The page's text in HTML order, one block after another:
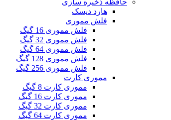
حافظه ذخیره سازی
هارد دیسک
فلش مموری
فلش مموری 16 گیگ
فلش مموری 32 گیگ
فلش مموری 64 گیگ
فلش مموری 128 گیگ
فلش مموری 256 گیگ
مموری کارت
مموری کارت 8 گیگ
مموری کارت 16 گیگ
مموری کارت 32 گیگ
مموری کارت 64 گیگ